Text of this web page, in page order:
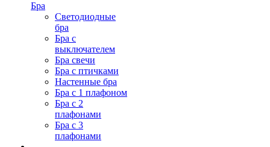
Бра
Светодиодные
бра
Бра с
выключателем
Бра свечи
Бра с птичками
Настенные бра
Бра с 1 плафоном
Бра с 2
плафонами
Бра с 3
плафонами